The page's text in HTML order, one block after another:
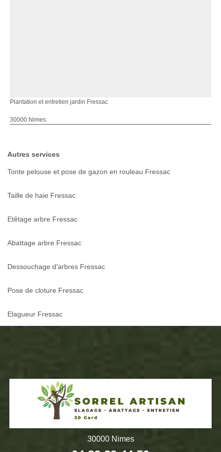
Plantation et entretien jardin Fressac
30000 Nimes
Autres services
Tonte pelouse et pose de gazon en rouleau Fressac
Taille de haie Fressac
Etêtage arbre Fressac
Abattage arbre Fressac
Dessouchage d'arbres Fressac
Pose de cloture Fressac
Elagueur Fressac
30000 Nimes